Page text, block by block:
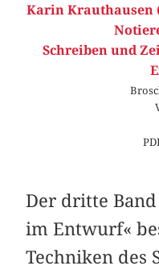
Karin Krauthausen
Schreiben und
Der dritte
im Entwurf«
Techniken des